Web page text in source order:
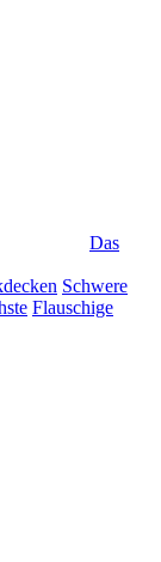
Das
Schwere
Flauschige